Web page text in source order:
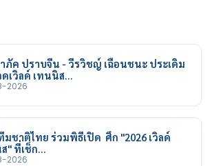
ค ปราบจีน - วีรวิชญ์ เฉือนชนะ ประเดิม
เวิลด์ เทนนิส…
2026
มชาติไทย ร่วมพิธีเปิด ศึก "2026 เวิลด์
" ที่เช็ก…
2026